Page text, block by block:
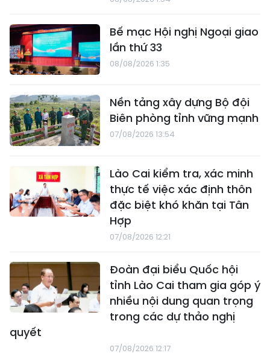
Bế mạc Hội nghị Ngoại giao
lần thứ 33
08/08/2026 1:35
Nền tảng xây dựng Bộ đội
Biên phòng tỉnh vững mạnh
07/08/2026 13:54
Lào Cai kiểm tra, xác minh
thực tế việc xác định thôn
đặc biệt khó khăn tại Tân
Hợp
07/08/2026 12:21
Đoàn đại biểu Quốc hội
tỉnh Lào Cai tham gia góp ý
nhiều nội dung quan trọng
trong các dự thảo nghị
quyết
07/08/2026 12:17